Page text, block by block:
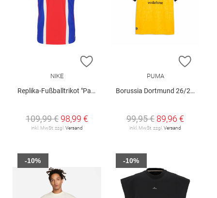
ZUR WUNSCHLISTE HINZUFÜGEN
NIKE
Replika-Fußballtrikot "Paris Saint-Germain 2026/27 Heim"
109,99 € 98,99 €
inkl. MwSt. zzgl. Versand
ZUR
PUMA
Borussia Dortmund 26/27 Heimtrikot
99,95 € 89,96 €
inkl. MwSt. zzgl. Versand
-10% -10%